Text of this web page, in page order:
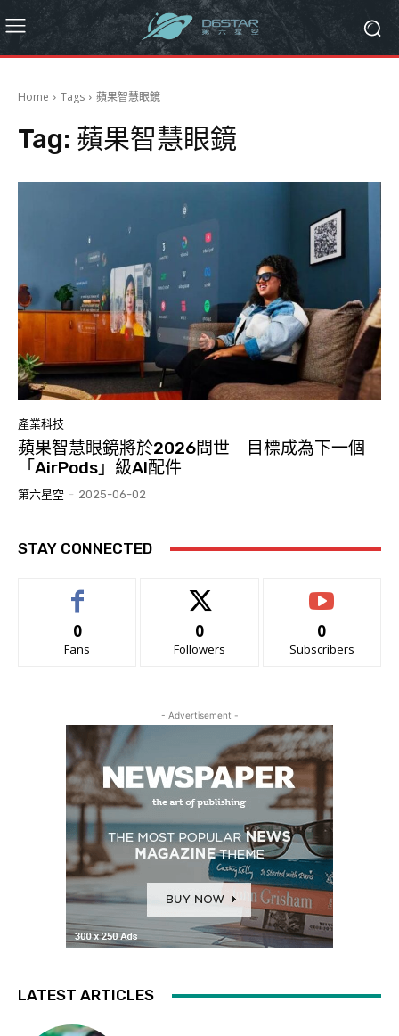
Home Tags 蘋果智慧眼鏡
Tag: 蘋果智慧眼鏡
產業科技
蘋果智慧眼鏡將於2026問世 目標成為下一個
「AirPods」級AI配件
第六星空 - 2025-06-02
STAY CONNECTED
0
Fans
0
Followers
0
Subscribers
- Advertisement -
LATEST ARTICLES